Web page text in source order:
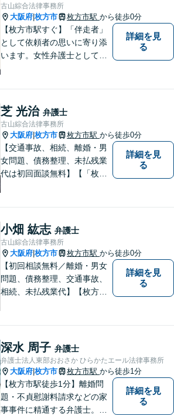
古山綜合法律事務所
大阪府 枚方市 枚方市駅 から徒歩0分
【枚方市駅すぐ】「伴走者」
として依頼者の思いに寄り添
います。女性弁護士としての
あればどうぞ気軽にお声がけ
ください。【オンライン・電
話相談可】【完全個室・防音
対応】
詳細を見
る
芝 光治 弁護士
古山綜合法律事務所
大阪府 枚方市 枚方市駅 から徒歩0分
【交通事故、相続、離婚・男
女問題、債務整理、未払残業
代は初回面談無料】【「枚方
ヒアリングし、あらゆる観点
から解決策をご提案してまい
ります。
詳細を見
る
小畑 紘志 弁護士
古山綜合法律事務所
大阪府 枚方市 枚方市駅 から徒歩0分
【初回相談無料／離婚・男女
問題、債務整理、交通事故、
相続、未払残業代】【枚方市
めのお手伝いをしています。
詳細を見
る
深水 周子 弁護士
弁護士法人東部おおさか ひらかたエール法律事務所
大阪府 枚方市 枚方市駅 から徒歩1分
【枚方市駅徒歩1分】離婚問
題・不貞慰謝料請求などの家
事事件に精通する弁護士。依
詳細を見
る